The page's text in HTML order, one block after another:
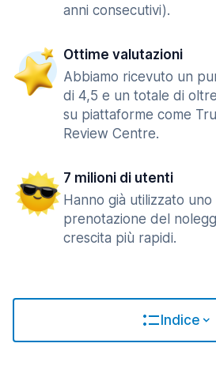
anni consecutivi).
Ottime valutazioni
Abbiamo ricevuto un
di 4,5 e un totale di
su piattaforme come
Review Centre.
7 milioni di utenti
Hanno già utilizzato
prenotazione del
crescita più rapidi.
Indice